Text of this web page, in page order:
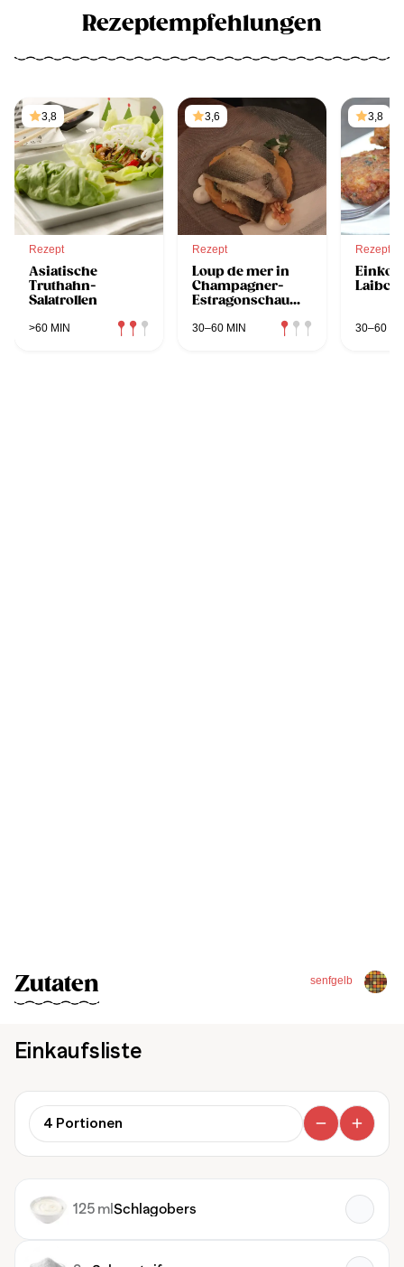
Rezeptempfehlungen
3,8
Rezept
Asiatische
Truthahn-
Salatrollen
>60 MIN
3,6
Rezept
Loup de mer in
Champagner-
Estragonschaum
30–60 MIN
3,8
Rezept
30–60
senfgelb
Zutaten